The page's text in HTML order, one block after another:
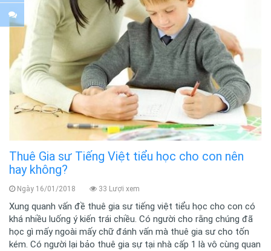
Thuê Gia sư Tiếng Việt tiểu học cho con nên
hay không?
Ngày 16/01/2018 33 Lượi xem
Xung quanh vấn đề thuê gia sư tiếng việt tiểu học cho con có
khá nhiều luống ý kiến trái chiều. Có người cho rằng chúng đã
học gì mấy ngoài mấy chữ đánh vấn mà thuê gia sư cho tốn
kém. Có người lại bảo thuê gia sự tại nhà cấp 1 là vô cùng quan